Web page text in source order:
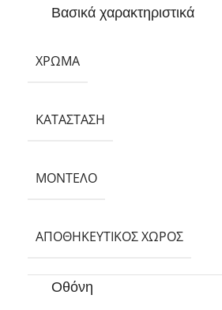
Βασικά χαρακτηριστικά
ΧΡΏΜΑ
ΚΑΤΆΣΤΑΣΗ
ΜΟΝΤΈΛΟ
ΑΠΟΘΗΚΕΥΤΙΚΌΣ ΧΏΡΟΣ
Οθόνη